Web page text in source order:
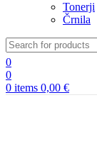
Tonerji
Črnila
0
0
0 items 0,00 €